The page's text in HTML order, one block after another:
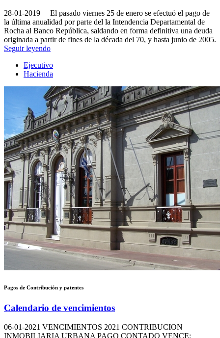
28-01-2019 El pasado viernes 25 de enero se efectuó el pago de
la última anualidad por parte del la Intendencia Departamental de
Rocha al Banco República, saldando en forma definitiva una deuda
originada a partir de fines de la década del 70, y hasta junio de 2005.
Seguir leyendo
Ejecutivo
Hacienda
Pagos de Contribución y patentes
Calendario de vencimientos
06-01-2021 VENCIMIENTOS 2021 CONTRIBUCION
INMOBILIARIA URBANA PAGO CONTADO VENCE: